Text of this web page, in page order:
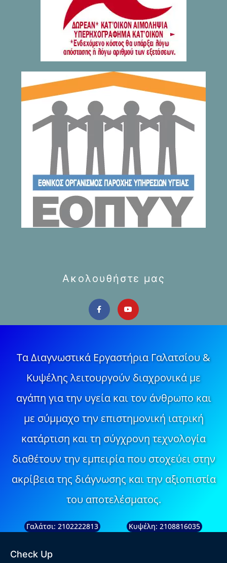
Ακολουθήστε μας
Τα Διαγνωστικά Εργαστήρια Γαλατσίου &
Κυψέλης λειτουργούν διαχρονικά με
αγάπη για την υγεία και τον άνθρωπο και
με σύμμαχο την επιστημονική ιατρική
κατάρτιση και τη σύγχρονη τεχνολογία
διαθέτουν την εμπειρία που στοχεύει στην
ακρίβεια της διάγνωσης και την αξιοπιστία
του αποτελέσματος.
Γαλάτσι: 2102222813 Κυψέλη: 2108816035
Check Up